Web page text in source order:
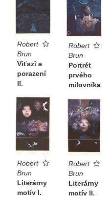
Robert
Brun
Víťazi a
porazení
II.
Robert
Brun
Portrét
prvého
milovníka
Robert
Brun
Literárny
motív I.
Robert
Brun
Literárny
motív II.